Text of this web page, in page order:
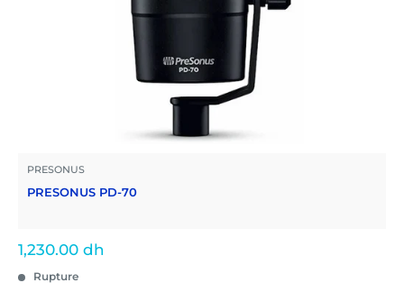
PRESONUS
PRESONUS PD-70
Prix
1,230.00 dh
Rupture